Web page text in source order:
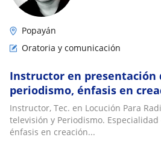
Popayán
Oratoria y comunicación
Instructor en presentación
periodismo, énfasis en
digital para redes sociales
Instructor, Tec. en Locución Para
televisión y Periodismo. Especialidad
énfasis en creación...